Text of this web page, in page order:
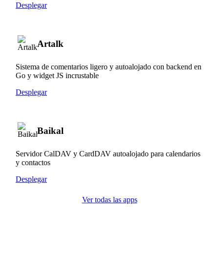
Desplegar
Artalk
Sistema de comentarios ligero y autoalojado con backend en
Go y widget JS incrustable
Desplegar
Baikal
Servidor CalDAV y CardDAV autoalojado para calendarios
y contactos
Desplegar
Ver todas las apps